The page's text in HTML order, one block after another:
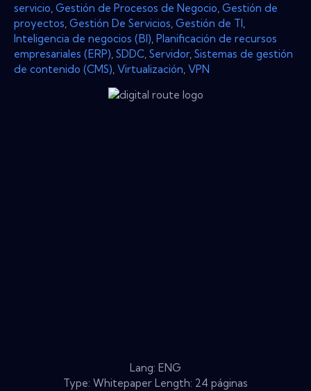
servicio Gestión de Procesos de Negocio Gestión de
proyectos Gestión De Servicios Gestión de TI
Inteligencia de negocios (BI) Planificación de recursos
empresariales (ERP) SDDC Servidor, Sistemas de gestión
de contenido (CMS) Virtualización VPN
Lang: ENG
Type: Whitepaper Length: 24 páginas